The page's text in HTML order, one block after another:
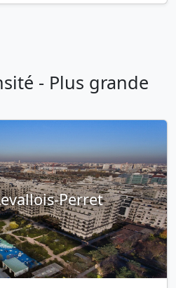
- Plus grande
Perret